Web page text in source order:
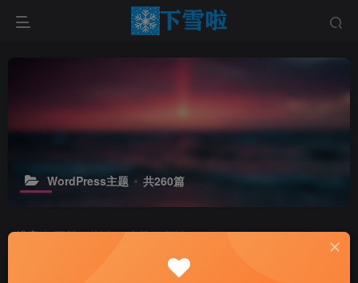
WordPress主题 共260篇
排序 更新 浏览 点赞 评论